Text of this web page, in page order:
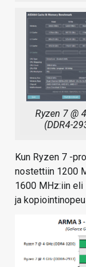
Ryzen 7 @
(DDR4-
Kun Ryzen 7 -
nostettiin 1200
1600 MHz:iin eli
ja